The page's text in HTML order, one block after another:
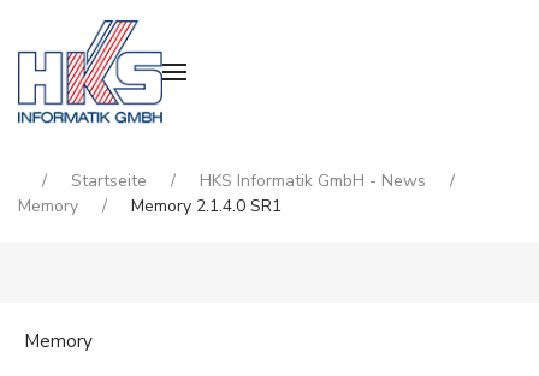
Startseite
HKS Informatik GmbH - News
Memory
Memory 2.1.4.0 SR1
Memory